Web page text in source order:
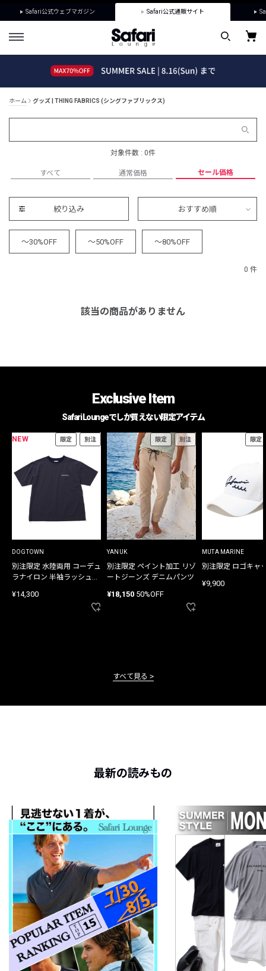
Safari公式ウェブマガジン Safari公式通販サイト
ホーム グッズ | THING FABRICS (シングファブリックス)
対象件数 : 0件
すべて 通常価格 セール価格
絞り込み おすすめ順
～30%OFF ～50%OFF ～80%OFF
0 件
該当の商品がありません
Exclusive Item
Safari Loungeでしか買えない限定アイテム
NEW 限定 別注
DOGTOWN
別注限定 水陸両用 コーデュ
ラナイロン 半袖ラッシュガ
¥14,300
限定 別注
YANUK
別注限定 ペイント加工 リゾ
ートジーンズ デニムパンツ
¥18,150 50%OFF
限定
MUTA MARINE
別注限定 ロゴキャ
¥9,900
すべて見る
最新の読みもの